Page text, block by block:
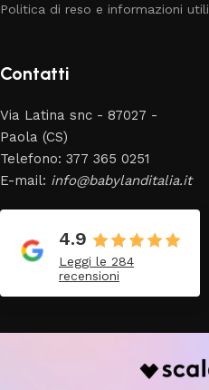
Politica di reso e informazioni utili
Contatti
Via Latina snc - 87027 -
Paola (CS)
Telefono: 377 365 0251
E-mail: info@babylanditalia.it
4.9
Leggi le 284
recensioni